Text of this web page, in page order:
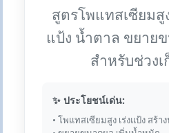
สูตรโพแทสเซียมสู
แป้ง น้ำตาล ขยาย
สำหรับช่วงเ
✨ ประโยชน์เด่น:
• โพแทสเซียมสูง เร่งแป้ง สร้า